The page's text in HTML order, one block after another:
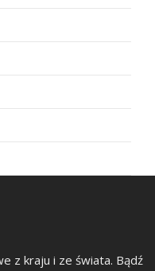
z kraju i ze świata. Bądź